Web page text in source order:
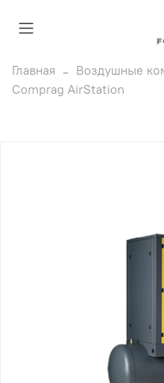
Главная Воздушные
Comprag AirStation